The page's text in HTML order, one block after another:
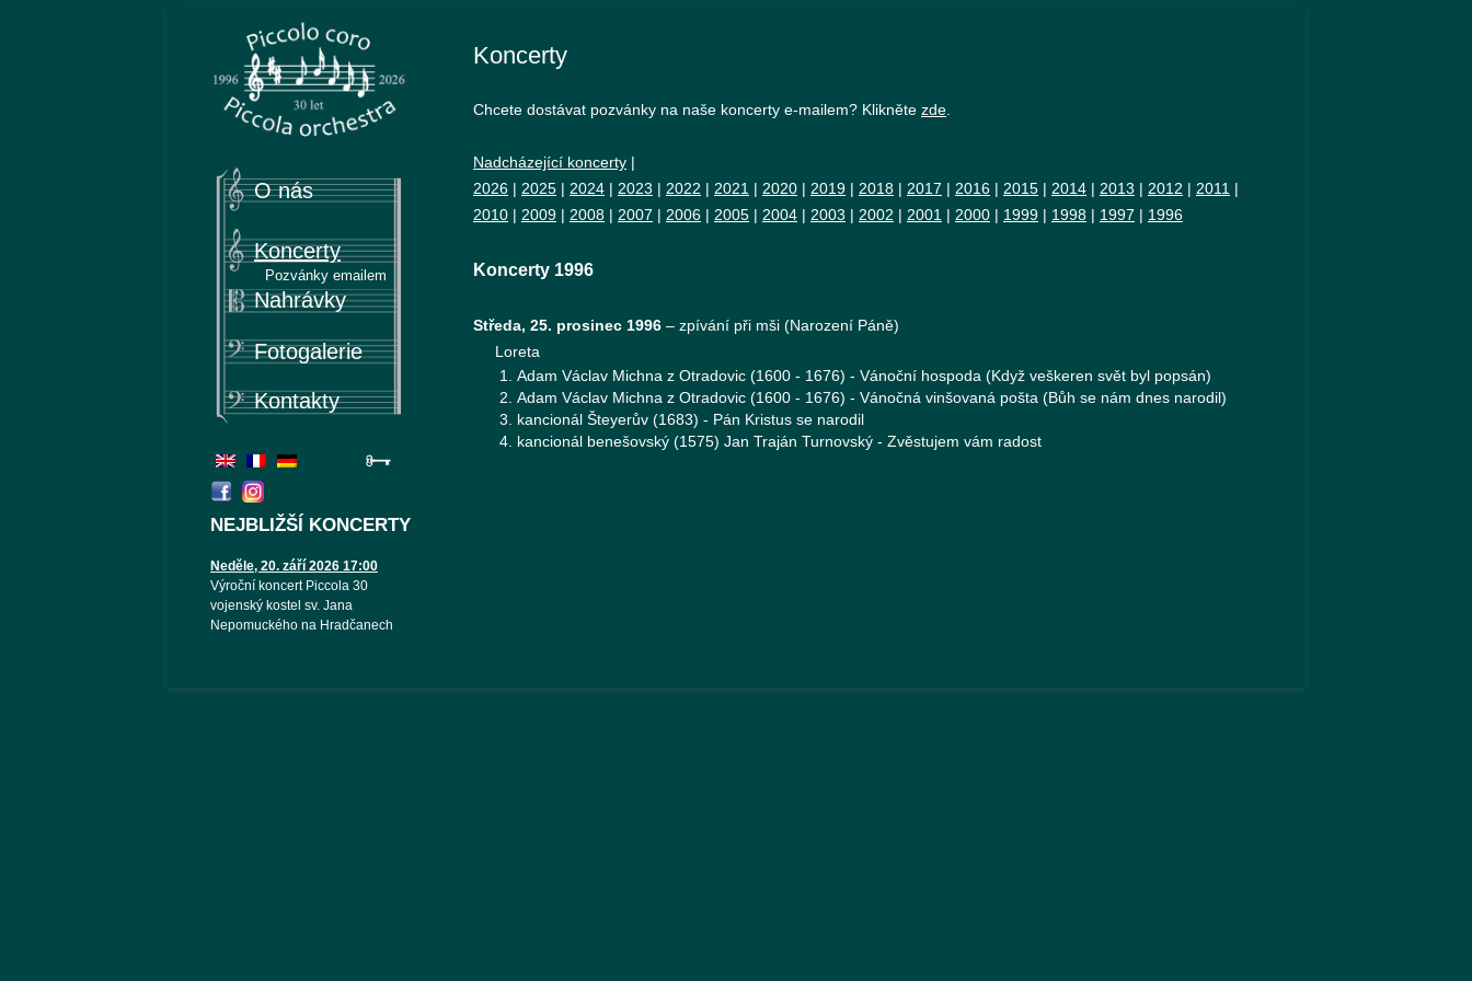
Piccola
Piccolo coro & Piccola orchestra
O nás
Koncerty
Pozvánky emailem
Nahrávky
Fotogalerie
Kontakty
NEJBLIŽŠÍ KONCERTY
Neděle, 20. září 2026 17:00
Výroční koncert Piccola 30
vojenský kostel sv. Jana
Nepomuckého na Hradčanech
Koncerty
Chcete dostávat pozvánky na naše koncerty e-mailem? Klikněte zde.
Nadcházející koncerty |
2026 | 2025 | 2024 | 2023 | 2022 | 2021 | 2020 | 2019 | 2018 | 2017 | 2016 | 2015 | 2014 | 2013 | 2012 | 2011 |
2010 | 2009 | 2008 | 2007 | 2006 | 2005 | 2004 | 2003 | 2002 | 2001 | 2000 | 1999 | 1998 | 1997 | 1996
Koncerty 1996
Středa, 25. prosinec 1996 – zpívání při mši (Narození Páně)
Loreta
Adam Václav Michna z Otradovic (1600 - 1676) - Vánoční hospoda (Když veškeren svět byl popsán)
Adam Václav Michna z Otradovic (1600 - 1676) - Vánočná vinšovaná pošta (Bůh se nám dnes narodil)
kancionál Šteyerův (1683) - Pán Kristus se narodil
kancionál benešovský (1575) Jan Traján Turnovský - Zvěstujem vám radost